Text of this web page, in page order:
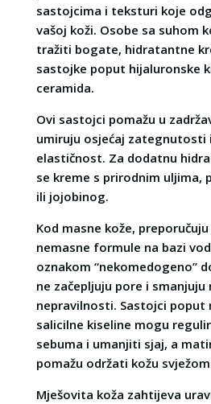
sastojcima i teksturi koje
vašoj koži. Osobe sa suhom
tražiti bogate, hidratantne
sastojke poput hijaluronske
ceramida.
Ovi sastojci pomažu u
umiruju osjećaj zategnutosti
elastičnost. Za dodatnu
se kreme s prirodnim uljima,
ili jojobinog.
Kod masne kože,
nemasne formule na bazi
oznakom “nekomedogeno”
ne začepljuju pore i
nepravilnosti. Sastojci poput
salicilne kiseline mogu
sebuma i umanjiti sjaj, a
pomažu održati kožu
Mješovita koža zahtijeva